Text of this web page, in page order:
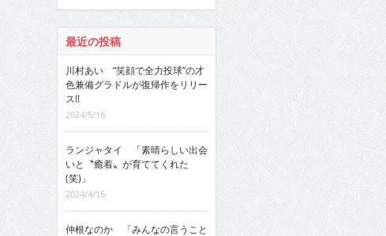
最近の投稿
川村あい “笑顔で全力投球”の才
色兼備グラドルが復帰作をリリー
ス!!
2024/5/16
ランジャタイ 「素晴らしい出会
いと〝癒着〟が育ててくれた
(笑)」
2024/4/16
仲根なのか 「みんなの言うこと